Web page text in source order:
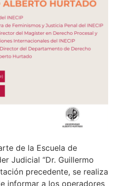
de la Escuela de
Judicial “Dr. Guillermo
precedente, se realiza
informar a los operadores